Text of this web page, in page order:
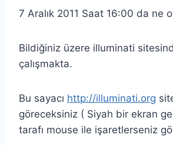
7 Aralık 2011 Saat 16:00 da ne
Bildiğiniz üzere illuminati
çalışmakta.
Bu sayacı http://illuminati.org
göreceksiniz ( Siyah bir ekran
tarafı mouse ile işaretlerseniz